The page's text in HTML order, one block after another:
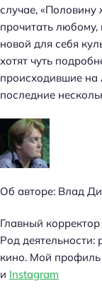
случае, «Половину
прочитать любому,
новой для себя
хотят чуть
происходившие на
последние
Об авторе: Влад
Главный
Род деятельности:
кино. Мой профиль
и Instagram